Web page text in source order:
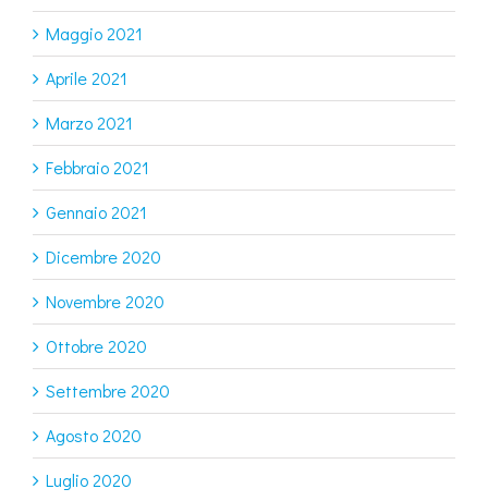
Maggio 2021
Aprile 2021
Marzo 2021
Febbraio 2021
Gennaio 2021
Dicembre 2020
Novembre 2020
Ottobre 2020
Settembre 2020
Agosto 2020
Luglio 2020